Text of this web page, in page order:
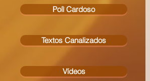
Vídeos
Textos Canalizados
Polì Cardoso